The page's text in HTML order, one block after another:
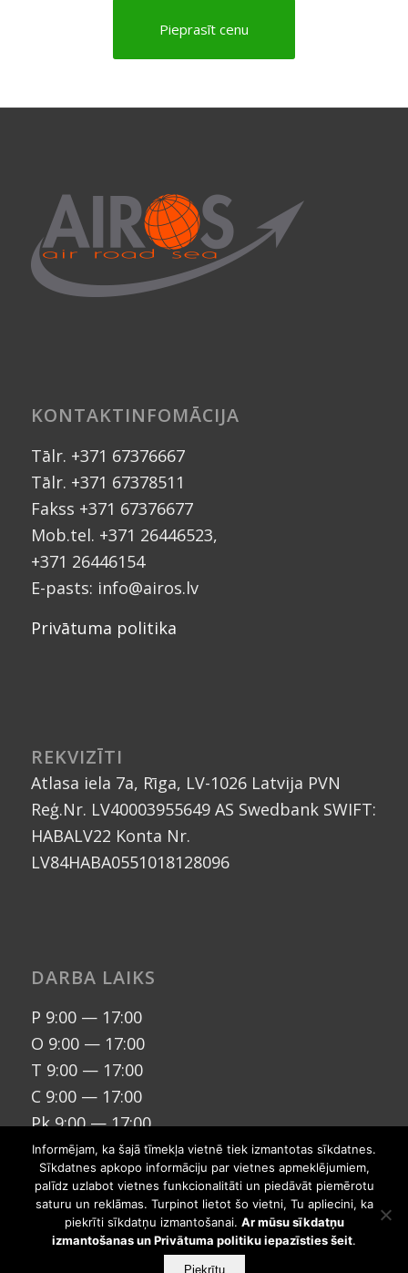
Pieprasīt cenu
KONTAKTINFOMĀCIJA
Tālr. +371 67376667
Tālr. +371 67378511
Fakss +371 67376677
Mob.tel. +371 26446523,
+371 26446154
E-pasts: info@airos.lv
Privātuma politika
REKVIZĪTI
Atlasa iela 7a, Rīga, LV-1026 Latvija PVN
Reģ.Nr. LV40003955649 AS Swedbank SWIFT:
HABALV22 Konta Nr.
LV84HABA0551018128096
DARBA LAIKS
P 9:00 — 17:00
O 9:00 — 17:00
T 9:00 — 17:00
C 9:00 — 17:00
Pk 9:00 — 17:00
S, Sv - brīvs
Informējam, ka šajā tīmekļa vietnē tiek izmantotas sīkdatnes.
Sīkdatnes apkopo informāciju par vietnes apmeklējumiem,
palīdz uzlabot vietnes funkcionalitāti un piedāvāt piemērotu
saturu un reklāmas. Turpinot lietot šo vietni, Tu apliecini, ka
piekrīti sīkdatņu izmantošanai. Ar mūsu sīkdatņu
izmantošanas un Privātuma politiku iepazīsties šeit.
Piekrītu